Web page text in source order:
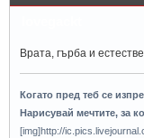
Врата, гърба и
Когато пред теб се
Нарисувай мечтите, за
[img]http://